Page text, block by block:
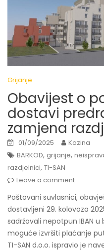
Grijanje
Obavijest o
dostavi
zamjena
01/09/2025
Kozina
BARKOD, grijanje,
razdjelnici, TI-SAN
Leave a comment
Poštovani suvlasnici,
dostavljeni 29. kolovoza
sadržavali nepotpun IBAN
moguće izvršiti plaćanje
TI-SAN d.o.o. ispravio je